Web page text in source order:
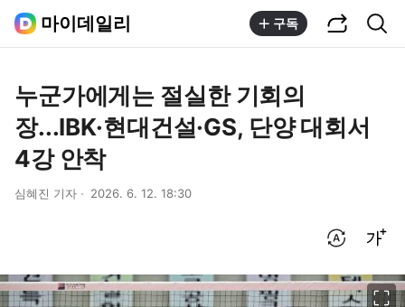
마이데일리 구독
누군가에게는 절실한 기회의
장...IBK·현대건설·GS, 단양 대회서
4강 안착
심혜진 기자 2026. 6. 12. 18:30